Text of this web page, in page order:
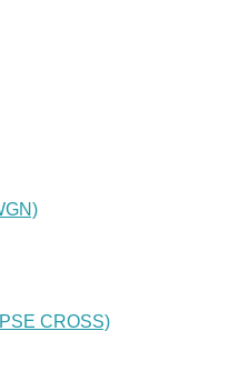
CROSS)